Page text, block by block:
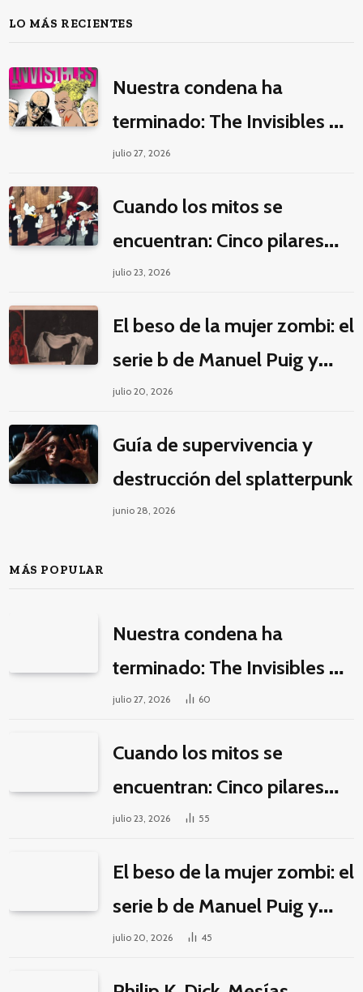
LO MÁS RECIENTES
Nuestra condena ha
terminado: The Invisibles y
la guerra por la imaginación
julio 27, 2026
Cuando los mitos se
encuentran: Cinco pilares
éticos para una fantasía
julio 23, 2026
El beso de la mujer zombi: el
serie b de Manuel Puig y
Jacques Tourneur
julio 20, 2026
Guía de supervivencia y
destrucción del splatterpunk
junio 28, 2026
MÁS POPULAR
Nuestra condena ha
terminado: The Invisibles y
la guerra por la imaginación
julio 27, 2026 60
Cuando los mitos se
encuentran: Cinco pilares
éticos para una fantasía
julio 23, 2026 55
El beso de la mujer zombi: el
serie b de Manuel Puig y
Jacques Tourneur
julio 20, 2026 45